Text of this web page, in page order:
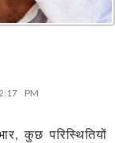
PM
कुछ परिस्थितियों